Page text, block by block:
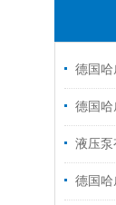
液压
德国哈